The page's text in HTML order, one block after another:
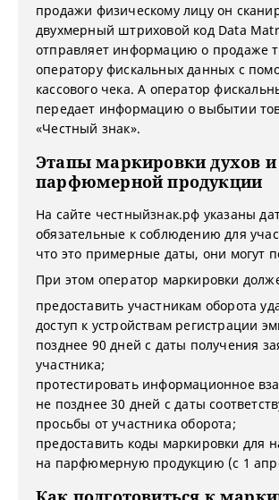
продажи физическому лицу он
двухмерный штриховой код Data
отправляет информацию о продаже
оператору фискальных данных с
кассового чека. А оператор
передает информацию о выбытии
«Честный знак».
Этапы маркировки духов и
парфюмерной продукции
На сайте честныйзнак.рф указаны
обязательные к соблюдению для
что это примерные даты, они могут
При этом оператор маркировки
предоставить участникам оборота
доступ к устройствам регистрации
позднее 90 дней с даты получения
участника;
протестировать информационное
не позднее 30 дней с даты
просьбы от участника оборота;
предоставить коды маркировки для
на парфюмерную продукцию (с 1